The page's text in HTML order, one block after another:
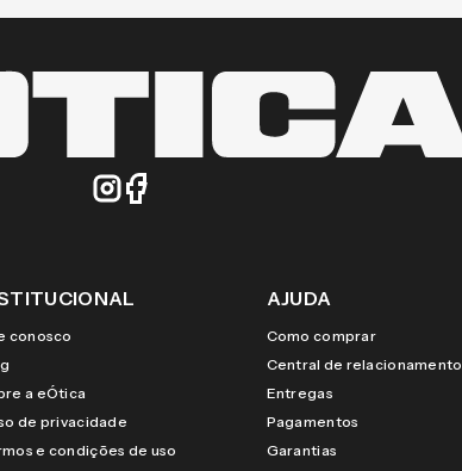
conosco
a eÓtica
de privacidade
e condições de uso
AJUDA
Como comprar
Central de relacionamento
Entregas
Pagamentos
Garantias